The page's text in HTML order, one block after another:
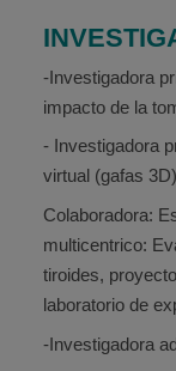
-Investigadora
impacto de la
- Investigadora
virtual (gafas
Colaboradora:
multicentrico:
tiroides,
laboratorio de
-Investigadora